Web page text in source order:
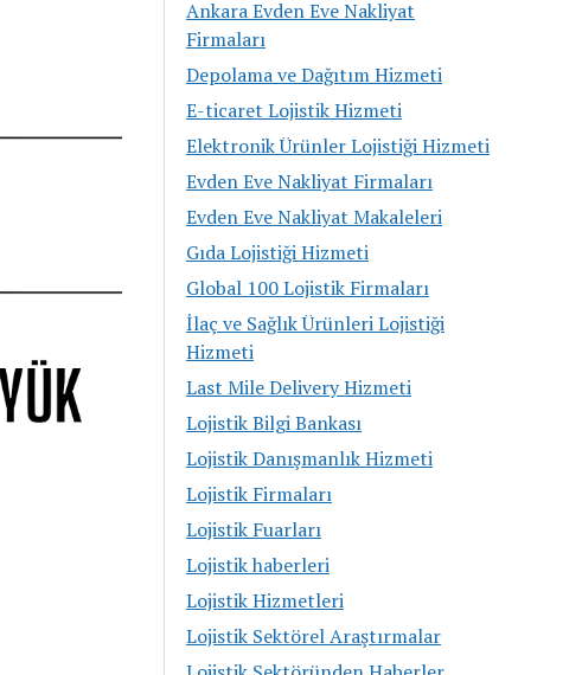
Ankara Evden Eve Nakliyat
Firmaları
Depolama ve Dağıtım Hizmeti
E-ticaret Lojistik Hizmeti
Elektronik Ürünler Lojistiği Hizmeti
Evden Eve Nakliyat Firmaları
Evden Eve Nakliyat Makaleleri
Gıda Lojistiği Hizmeti
Global 100 Lojistik Firmaları
İlaç ve Sağlık Ürünleri Lojistiği
Hizmeti
Last Mile Delivery Hizmeti
Lojistik Bilgi Bankası
Lojistik Danışmanlık Hizmeti
Lojistik Firmaları
Lojistik Fuarları
Lojistik haberleri
Lojistik Hizmetleri
Lojistik Sektörel Araştırmalar